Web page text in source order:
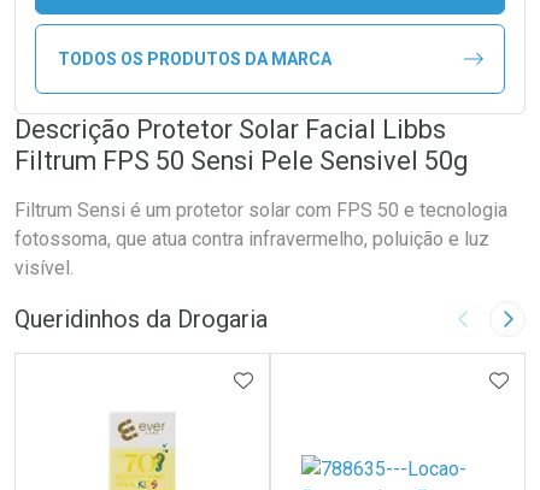
TODOS OS PRODUTOS DA MARCA
Descrição Protetor Solar Facial Libbs
Filtrum FPS 50 Sensi Pele Sensivel 50g
Filtrum Sensi é um protetor solar com FPS 50 e tecnologia
fotossoma, que atua contra infravermelho, poluição e luz
visível.
Queridinhos da Drogaria Imagem
ADICIONAR AOS FAVORITOS